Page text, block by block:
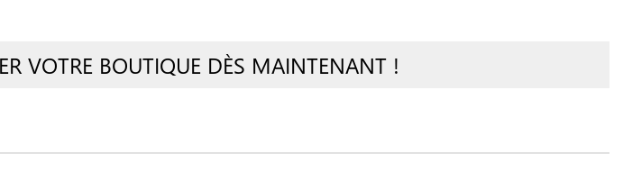
VOTRE BOUTIQUE DÈS MAINTENANT !